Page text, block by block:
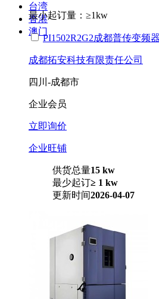
台湾
香港
澳门
最小起订量： ≥1kw
PI1502R2G2成都普传变频
成都拓安科技有限责任公司
四川-成都市
企业会员
立即询价
企业旺铺
供货总量15 kw
最少起订≥ 1 kw
更新时间2026-04-07